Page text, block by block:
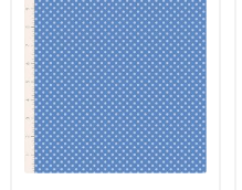
Wallflower Bellflower
Verkaufspreis
Unser bisheriger Preis 57,60 €,
jetzt nurPreis
43,20 €*
Ausverkauft